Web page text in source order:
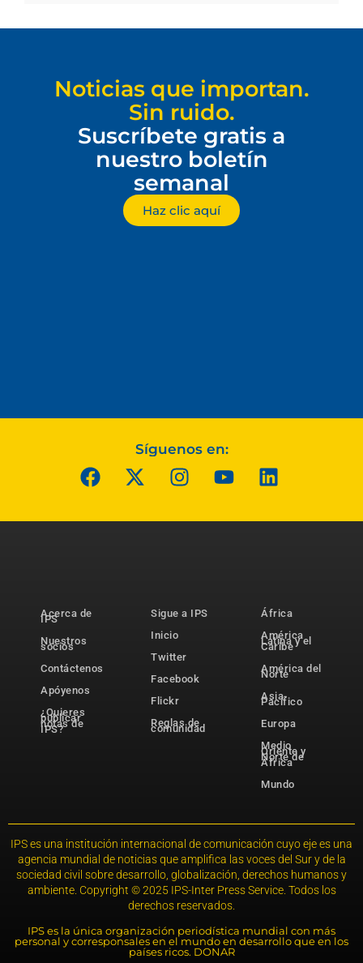
Noticias que importan.
Sin ruido.
Suscríbete gratis a
nuestro boletín
semanal
Haz clic aquí
Síguenos en:
Acerca de
IPS
Nuestros
socios
Contáctenos
Apóyenos
¿Quieres
publicar
notas de
IPS?
Sigue a IPS
Inicio
Twitter
Facebook
Flickr
Reglas de
comunidad
África
América
Latina y el
Caribe
América del
Norte
Asia-
Pacífico
Europa
Medio
Oriente y
Norte de
África
Mundo
IPS es una institución internacional de comunicación cuyo eje es una
agencia mundial de noticias que amplifica las voces del Sur y de la
sociedad civil sobre desarrollo, globalización, derechos humanos y
ambiente. Copyright © 2025 IPS-Inter Press Service. Todos los
derechos reservados.
IPS es la única organización periodística mundial con más
personal y corresponsales en el mundo en desarrollo que en los
países ricos. DONAR